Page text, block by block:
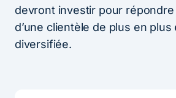
devront investir pour
d’une clientèle de plus en
diversifiée.